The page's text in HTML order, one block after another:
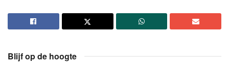
Blijf op de hoogte